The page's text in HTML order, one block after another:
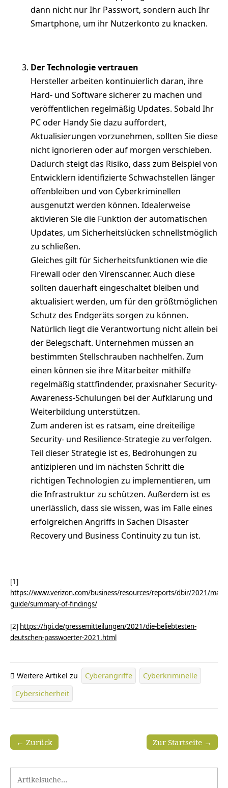
dann nicht nur Ihr Passwort, sondern auch Ihr
Smartphone, um ihr Nutzerkonto zu knacken.
Der Technologie vertrauen
Hersteller arbeiten kontinuierlich daran, ihre
Hard- und Software sicherer zu machen und
veröffentlichen regelmäßig Updates. Sobald Ihr
PC oder Handy Sie dazu auffordert,
Aktualisierungen vorzunehmen, sollten Sie diese
nicht ignorieren oder auf morgen verschieben.
Dadurch steigt das Risiko, dass zum Beispiel von
Entwicklern identifizierte Schwachstellen länger
offenbleiben und von Cyberkriminellen
ausgenutzt werden können. Idealerweise
aktivieren Sie die Funktion der automatischen
Updates, um Sicherheitslücken schnellstmöglich
zu schließen.
Gleiches gilt für Sicherheitsfunktionen wie die
Firewall oder den Virenscanner. Auch diese
sollten dauerhaft eingeschaltet bleiben und
aktualisiert werden, um für den größtmöglichen
Schutz des Endgeräts sorgen zu können.
Natürlich liegt die Verantwortung nicht allein bei
der Belegschaft. Unternehmen müssen an
bestimmten Stellschrauben nachhelfen. Zum
einen können sie ihre Mitarbeiter mithilfe
regelmäßig stattfindender, praxisnaher Security-
Awareness-Schulungen bei der Aufklärung und
Weiterbildung unterstützen.
Zum anderen ist es ratsam, eine dreiteilige
Security- und Resilience-Strategie zu verfolgen.
Teil dieser Strategie ist es, Bedrohungen zu
antizipieren und im nächsten Schritt die
richtigen Technologien zu implementieren, um
die Infrastruktur zu schützen. Außerdem ist es
unerlässlich, dass sie wissen, was im Falle eines
erfolgreichen Angriffs in Sachen Disaster
Recovery und Business Continuity zu tun ist.
[1]
https://www.verizon.com/business/resources/reports/dbir/2021/
guide/summary-of-findings/
[2] https://hpi.de/pressemitteilungen/2021/die-beliebtesten-
deutschen-passwoerter-2021.html
Weitere Artikel zu Cyberangriffe
Cyberkriminelle
Cybersicherheit
Zur Startseite →
← Zurück